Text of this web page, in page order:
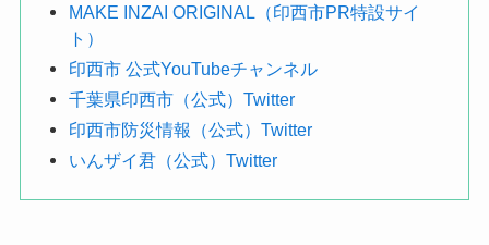
MAKE INZAI ORIGINAL（印西市PR特設サイ
ト）
印西市 公式YouTubeチャンネル
千葉県印西市（公式）Twitter
印西市防災情報（公式）Twitter
いんザイ君（公式）Twitter